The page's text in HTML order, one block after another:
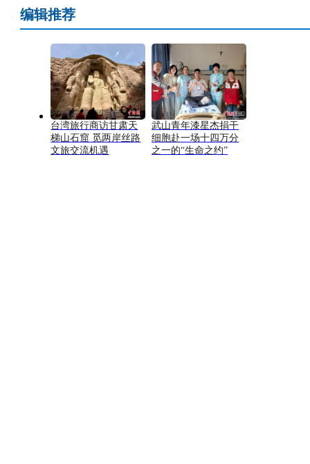
编辑推荐
台湾旅行商访甘肃天
梯山石窟 觅两岸丝路
文旅交流机遇
武山青年漆星杰捐干
细胞赴一场十四万分
之一的“生命之约”